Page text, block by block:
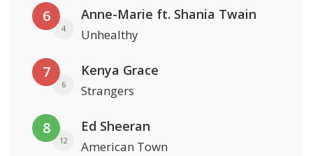
6
4
Anne-Marie ft. Shania Twain
Unhealthy
7
6
Kenya Grace
Strangers
8
12
Ed Sheeran
American Town